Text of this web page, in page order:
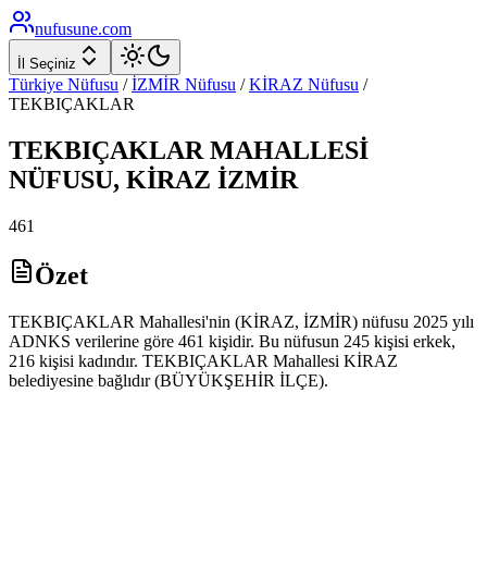
nufusune.com
İl Seçiniz
Türkiye Nüfusu / İZMİR Nüfusu / KİRAZ Nüfusu /
TEKBIÇAKLAR
TEKBIÇAKLAR MAHALLESİ
NÜFUSU, KİRAZ İZMİR
461
Özet
TEKBIÇAKLAR Mahallesi'nin (KİRAZ, İZMİR) nüfusu 2025 yılı
ADNKS verilerine göre 461 kişidir. Bu nüfusun 245 kişisi erkek,
216 kişisi kadındır. TEKBIÇAKLAR Mahallesi KİRAZ
belediyesine bağlıdır (BÜYÜKŞEHİR İLÇE).